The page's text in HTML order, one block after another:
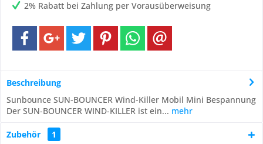
2% Rabatt bei Zahlung per Vorausüberweisung
Beschreibung
Sunbounce SUN-BOUNCER Wind-Killer Mobil Mini Bespannung
Der SUN-BOUNCER WIND-KILLER ist ein... mehr
Zubehör 1